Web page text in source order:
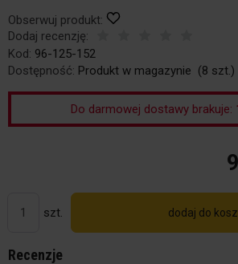
Obserwuj produkt:
Dodaj recenzję:
Kod: 96-125-152
Dostępność: Produkt w magazynie (8 szt.)
Do darmowej dostawy brakuje:
szt. dodaj do
Recenzje